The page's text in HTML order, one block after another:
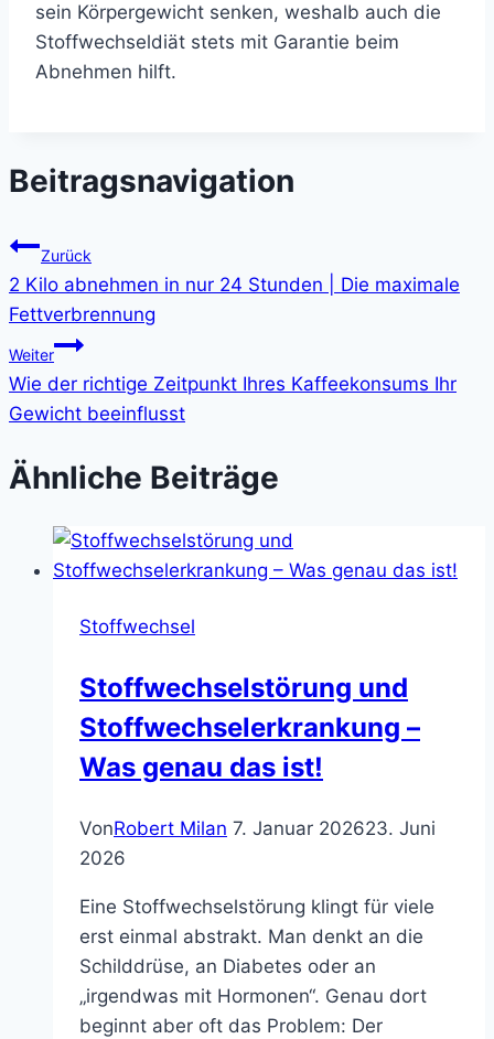
sein Körpergewicht senken, weshalb auch die
Stoffwechseldiät stets mit Garantie beim
Abnehmen hilft.
Beitragsnavigation
Zurück
2 Kilo abnehmen in nur 24 Stunden | Die maximale
Fettverbrennung
Weiter
Wie der richtige Zeitpunkt Ihres Kaffeekonsums Ihr
Gewicht beeinflusst
Ähnliche Beiträge
Stoffwechsel
Stoffwechselstörung und
Stoffwechselerkrankung –
Was genau das ist!
VonRobert Milan 7. Januar 202623. Juni
2026
Eine Stoffwechselstörung klingt für viele
erst einmal abstrakt. Man denkt an die
Schilddrüse, an Diabetes oder an
„irgendwas mit Hormonen“. Genau dort
beginnt aber oft das Problem: Der